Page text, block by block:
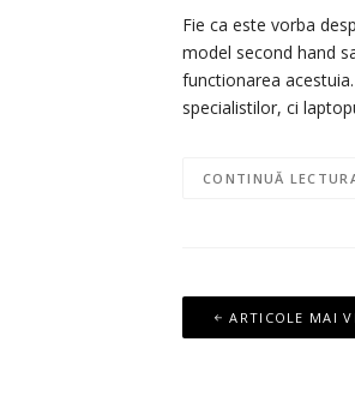
Fie ca este vorba
model second hand
functionarea
specialistilor, ci
CONTINUĂ
Navigare
ARTICOLE MAI